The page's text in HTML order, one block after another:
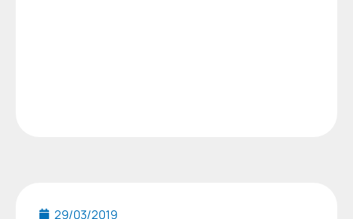
29/03/2019